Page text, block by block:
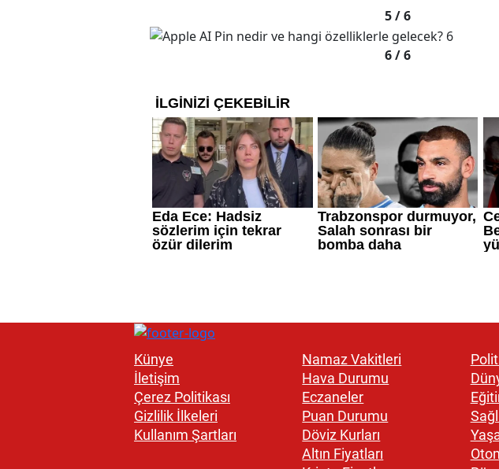
5 /6
6 /6
Künye
İletişim
Çerez Politikası
Gizlilik İlkeleri
Kullanım Şartları
Namaz Vakitleri
Hava Durumu
Eczaneler
Puan Durumu
Döviz Kurları
Altın Fiyatları